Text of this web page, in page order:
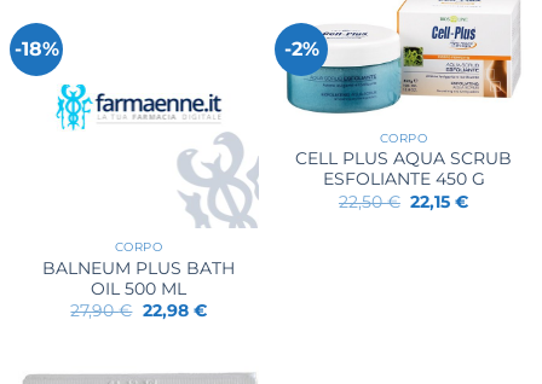
-18%
CORPO
BALNEUM PLUS BATH
OIL 500 ML
27,90€ Il
prezzo
27,90 €.
22,98 €Il
22,98 €.
-2%
CORPO
CELL PLUS AQUA SCRUB
ESFOLIANTE 450 G
22,50€ Il
prezzo
22,15€Il